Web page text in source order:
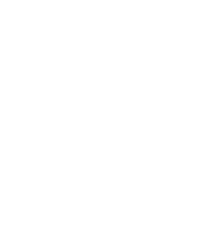
*HD* — Andreas Eknürb